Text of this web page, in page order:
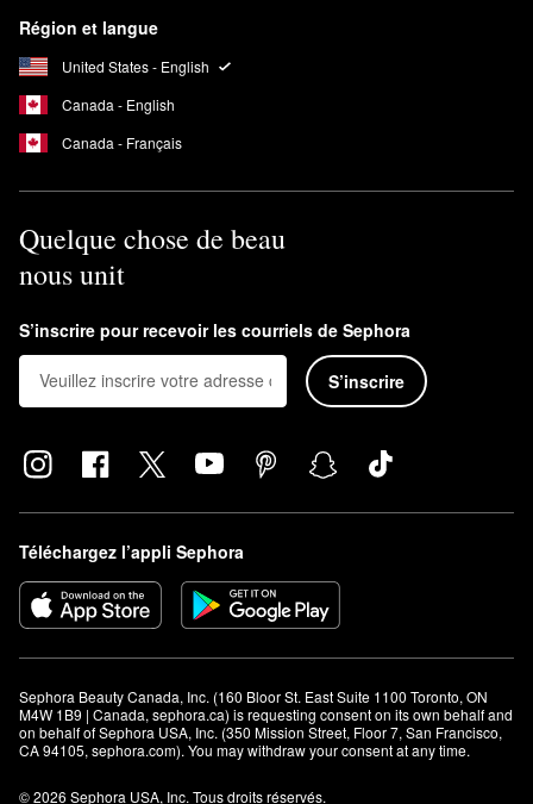
Région et langue
United States - English
Canada - English
Canada - Français
Quelque chose de beau
nous unit
S’inscrire pour recevoir les courriels de Sephora
S’inscrire
Téléchargez l’appli Sephora
Sephora Beauty Canada, Inc. (160 Bloor St. East Suite 1100 Toronto, ON
M4W 1B9 | Canada, sephora.ca) is requesting consent on its own behalf and
on behalf of Sephora USA, Inc. (350 Mission Street, Floor 7, San Francisco,
CA 94105, sephora.com). You may withdraw your consent at any time.
© 2026 Sephora USA, Inc. Tous droits réservés.